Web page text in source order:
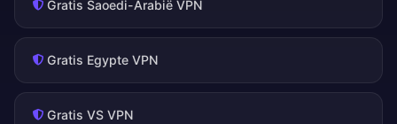
Gratis Saoedi-Arabië VPN
Gratis Egypte VPN
Gratis VS VPN